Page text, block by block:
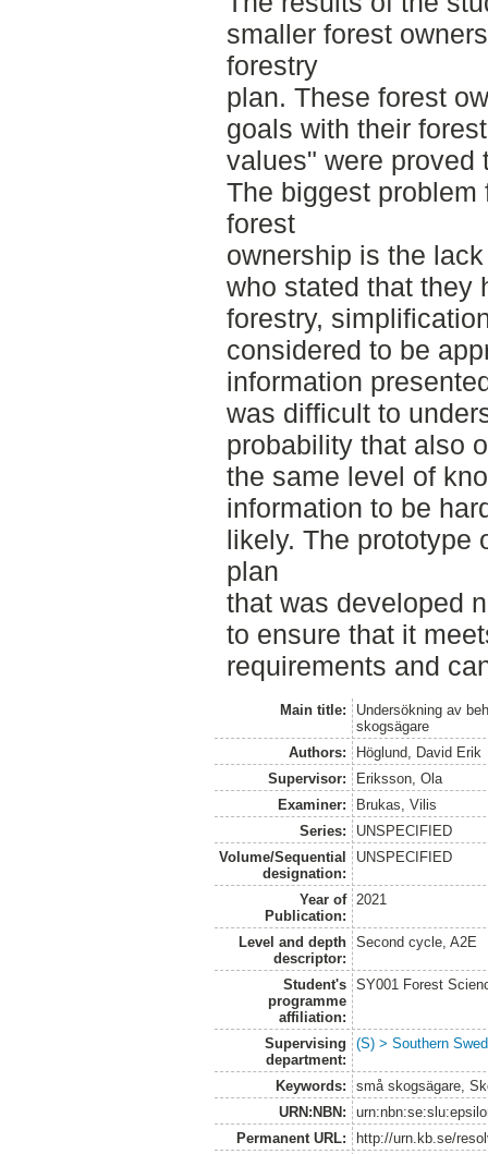
smaller forest
forestry
plan. These forest
goals with their
values" were proved
The biggest
forest
ownership is the
who stated that they
forestry,
considered to be
information
was difficult to
probability that also
the same level of
information to be
likely. The prototype
plan
that was developed
to ensure that it
requirements and
Main title:
Undersökning av
skogsägare
Authors:
Höglund, David Erik
Supervisor:
Eriksson, Ola
Examiner:
Brukas, Vilis
Series:
UNSPECIFIED
Volume/Sequential
designation:
UNSPECIFIED
Year of
Publication:
2021
Level and depth
descriptor:
Second cycle, A2E
Student's
programme
affiliation:
SY001 Forest
Supervising
department:
(S) > Southern
Keywords:
små skogsägare,
URN:NBN:
Permanent URL:
http://urn.kb.se/